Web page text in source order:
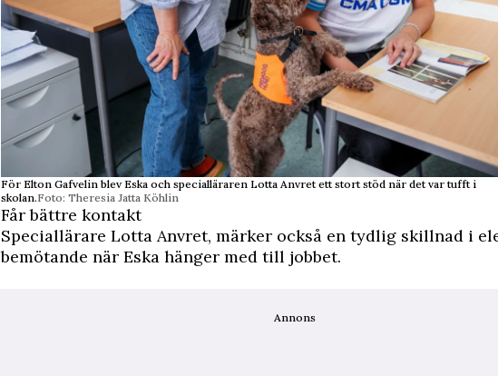
För Elton Gafvelin blev Eska och specialläraren Lotta Anvret ett stort stöd när det var tufft i
skolan.Foto: Theresia Jatta Köhlin
Får bättre kontakt
Speciallärare Lotta Anvret, märker också en tydlig skillnad i
bemötande när Eska hänger med till jobbet.
Annons